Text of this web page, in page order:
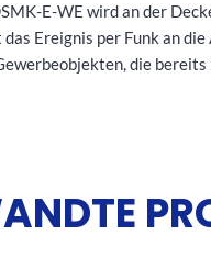
E-WE wird an der
das Ereignis per Funk an
die